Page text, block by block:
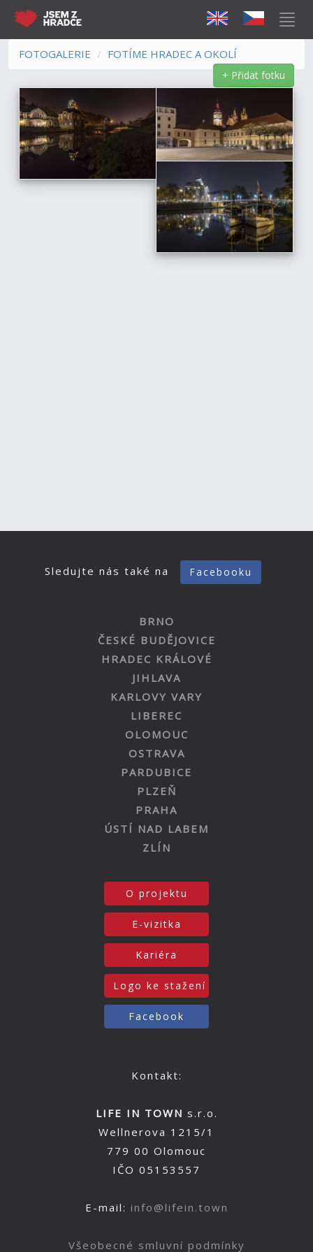
FOTOGALERIE FOTÍME HRADEC A OKOLÍ
+ Přidat fotku
Sledujte nás také na Facebooku
BRNO
ČESKÉ BUDĚJOVICE
HRADEC KRÁLOVÉ
JIHLAVA
KARLOVY VARY
LIBEREC
OLOMOUC
OSTRAVA
PARDUBICE
PLZEŇ
PRAHA
ÚSTÍ NAD LABEM
ZLÍN
O projektu
E-vizitka
Kariéra
Logo ke stažení
Facebook
Kontakt:
LIFE IN TOWN s.r.o.
Wellnerova 1215/1
779 00 Olomouc
IČO 05153557
E-mail: info@lifein.town
Všeobecné smluvní podmínky